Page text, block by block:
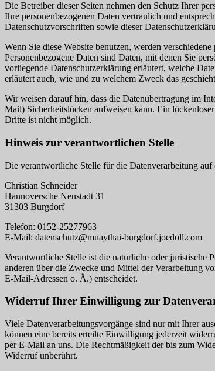
Die Betreiber dieser Seiten nehmen den Schutz Ihrer
Ihre personenbezogenen Daten vertraulich und
Datenschutzvorschriften sowie dieser
Wenn Sie diese Website benutzen, werden
Personenbezogene Daten sind Daten, mit denen Sie
vorliegende Datenschutzerklärung erläutert, welche
erläutert auch, wie und zu welchem Zweck das
Wir weisen darauf hin, dass die Datenübertragung im
Mail) Sicherheitslücken aufweisen kann. Ein
Dritte ist nicht möglich.
Hinweis zur verantwortlichen Stelle
Die verantwortliche Stelle für die Datenverarbeitung auf
Christian Schneider
Hannoversche Neustadt 31
31303 Burgdorf
Telefon: 0152-25277963
E-Mail: datenschutz@muaythai-burgdorf.joedoll.com
Verantwortliche Stelle ist die natürliche oder juristische
anderen über die Zwecke und Mittel der Verarbeitung
E-Mail-Adressen o. Ä.) entscheidet.
Widerruf Ihrer Einwilligung zur
Viele Datenverarbeitungsvorgänge sind nur mit Ihrer
können eine bereits erteilte Einwilligung jederzeit
per E-Mail an uns. Die Rechtmäßigkeit der bis zum
Widerruf unberührt.